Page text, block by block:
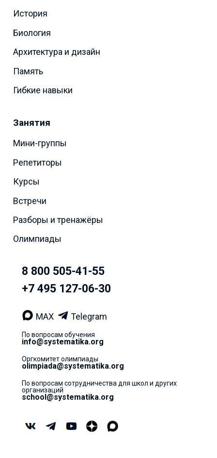
История
Биология
Архитектура и дизайн
Память
Гибкие навыки
Занятия
Мини-группы
Репетиторы
Курсы
Встречи
Разборы и тренажёры
Олимпиады
8 800 505-41-55
+7 495 127-06-30
MAX Telegram
По вопросам обучения
info@systematika.org
Оргкомитет олимпиады
olimpiada@systematika.org
По вопросам сотрудничества для школ и других
организаций
school@systematika.org